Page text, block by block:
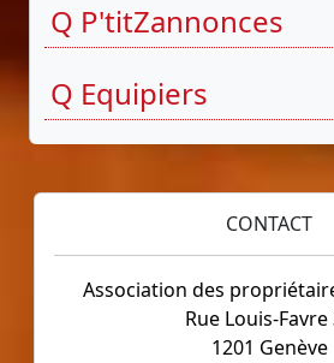
Q P'titZannonces
Q Equipiers
CONTACT
Association des
Rue Louis-Favre
1201 Genève